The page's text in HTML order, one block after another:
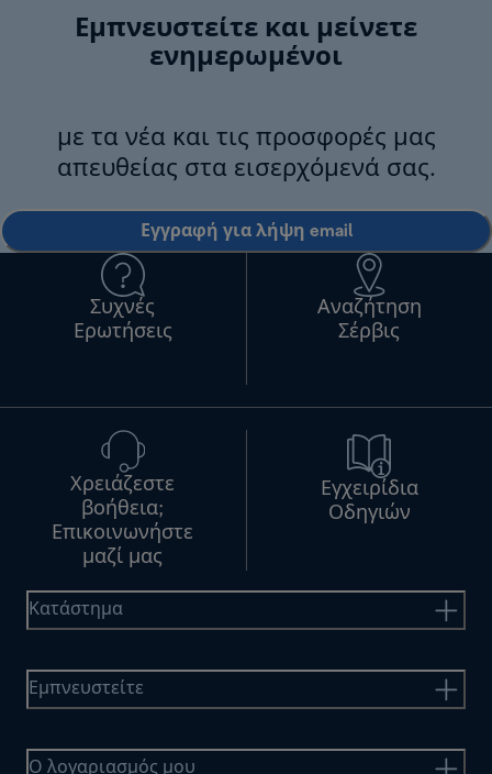
Εμπνευστείτε και μείνετε
ενημερωμένοι
με τα νέα και τις προσφορές μας
απευθείας στα εισερχόμενά σας.
Εγγραφή για λήψη email
Συχνές
Ερωτήσεις
Αναζήτηση
Σέρβις
Χρειάζεστε
βοήθεια;
Επικοινωνήστε
μαζί μας
Εγχειρίδια
Οδηγιών
Κατάστημα
Εμπνευστείτε
Ο λογαριασμός μου